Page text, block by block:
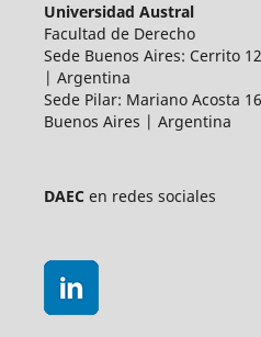
Universidad Austral
Facultad de Derecho
Sede Buenos Aires: Cerrito
| Argentina
Sede Pilar: Mariano Acosta
Buenos Aires | Argentina
DAECen redes sociales